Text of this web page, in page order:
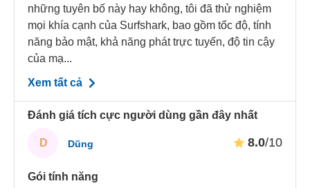
những tuyên bố này hay không, tôi đã thử nghiệm
mọi khía cạnh của Surfshark, bao gồm tốc độ, tính
năng bảo mật, khả năng phát trực tuyến, độ tin cậy
của mạ...
Xem tất cả
Đánh giá tích cực người dùng gần đây nhất
D Dũng 8.0/10
Gói tính năng